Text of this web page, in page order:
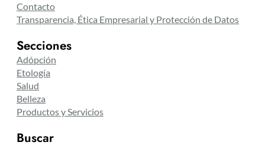
Contacto
Transparencia, Ética Empresarial y Protección de Datos
Secciones
Adópción
Etología
Salud
Belleza
Productos y Servicios
Buscar